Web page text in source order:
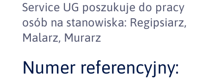
Service UG poszukuje do pracy
osób na stanowiska: Regipsiarz,
Malarz, Murarz
Numer referencyjny: